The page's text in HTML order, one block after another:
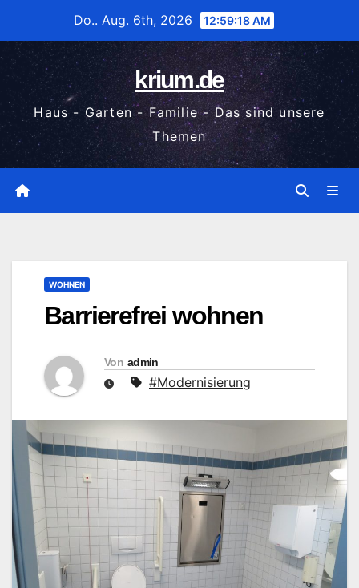
wechseln
Do.. Aug. 6th, 2026 12:59:19 AM
krium.de
Haus - Garten - Familie - Das sind unsere
Themen
WOHNEN
Barrierefrei wohnen
Von admin
#Modernisierung